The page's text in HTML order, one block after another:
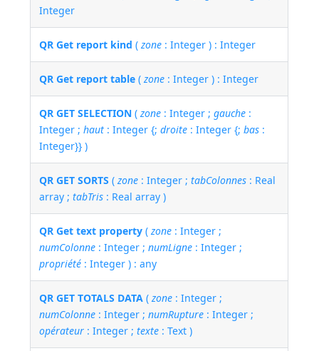
Integer
QR Get report kind (zone : Integer ) : Integer
QR Get report table (zone : Integer ) : Integer
QR GET SELECTION (zone : Integer ;gauche :
Integer ;haut : Integer {;droite : Integer {;bas :
Integer}} )
QR GET SORTS (zone : Integer ;tabColonnes : Real
array ;tabTris : Real array )
QR Get text property (zone : Integer ;
numColonne : Integer ;numLigne : Integer ;
propriété : Integer ) : any
QR GET TOTALS DATA (zone : Integer ;
numColonne : Integer ;numRupture : Integer ;
opérateur : Integer ;texte : Text )